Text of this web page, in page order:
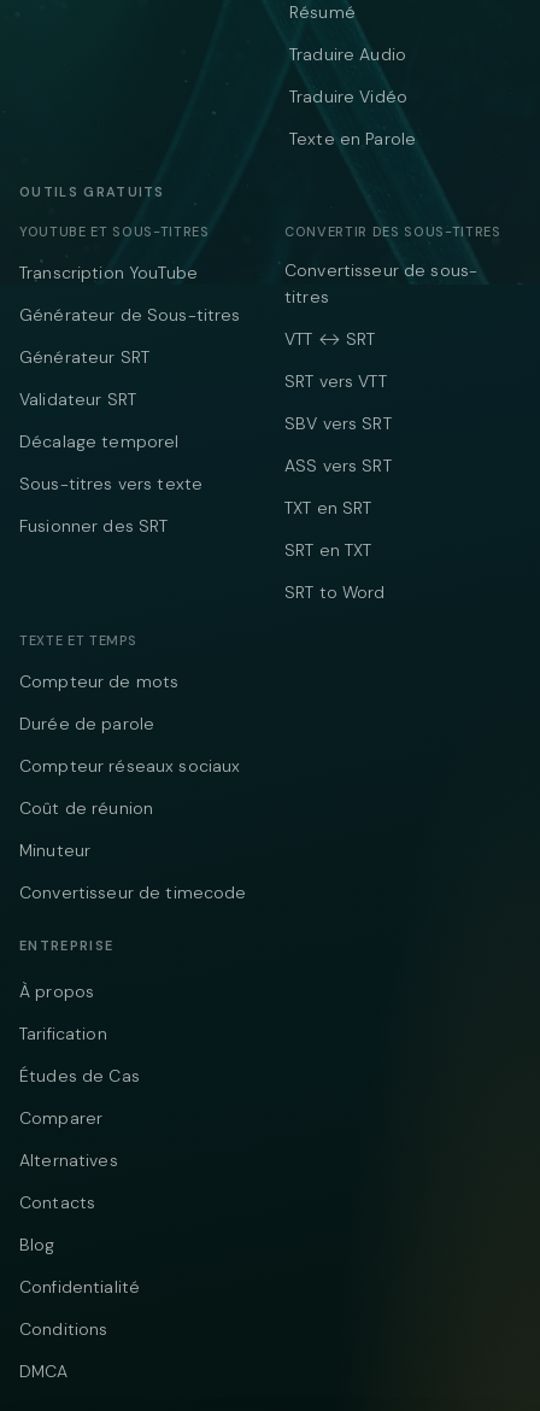
Résumé
Traduire Audio
Traduire Vidéo
Texte en Parole
OUTILS GRATUITS
YOUTUBE ET SOUS-TITRES
Transcription YouTube
Générateur de Sous-titres
Générateur SRT
Validateur SRT
Décalage temporel
Sous-titres vers texte
Fusionner des SRT
CONVERTIR DES SOUS-TITRES
Convertisseur de sous-
titres
VTT ↔ SRT
SRT vers VTT
SBV vers SRT
ASS vers SRT
TXT en SRT
SRT en TXT
SRT to Word
TEXTE ET TEMPS
Compteur de mots
Durée de parole
Compteur réseaux sociaux
Coût de réunion
Minuteur
Convertisseur de timecode
ENTREPRISE
À propos
Tarification
Études de Cas
Comparer
Alternatives
Contacts
Blog
Confidentialité
Conditions
DMCA